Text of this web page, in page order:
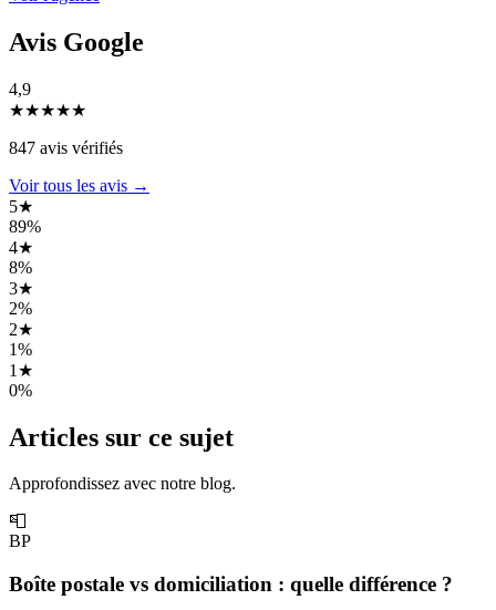
Avis Google
4,9
★★★★★
847 avis vérifiés
Voir tous les avis →
5★
89%
4★
8%
3★
2%
2★
1%
1★
0%
Articles sur ce sujet
Approfondissez avec notre blog.
📮
BP
Boîte postale vs domiciliation : quelle différence ?